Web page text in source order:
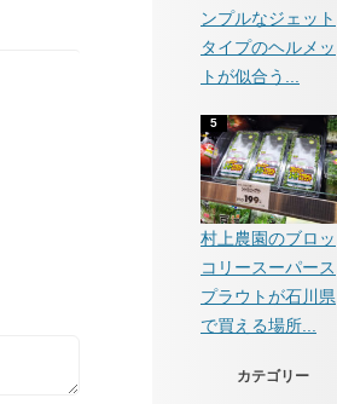
ンプルなジェット
タイプのヘルメッ
トが似合う...
村上農園のブロッ
コリースーパース
プラウトが石川県
で買える場所...
カテゴリー